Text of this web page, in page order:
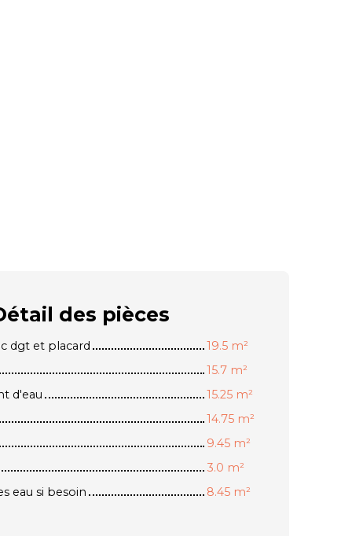
des pièces
dgt et placard
19.5 m²
15.7 m²
d'eau
15.25 m²
14.75 m²
9.45 m²
3.0 m²
eau si besoin
8.45 m²